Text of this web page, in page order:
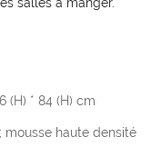
salles à manger.
(H) * 84 (H) cm
mousse haute densité